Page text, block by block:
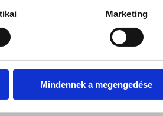
Marketing
Mindennek a megengedése
449 130